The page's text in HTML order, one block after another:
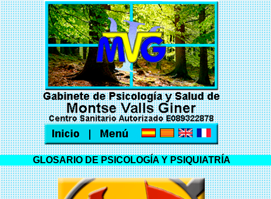
GLOSARIO DE PSICOLOGÍA Y PSIQUIATRÍA